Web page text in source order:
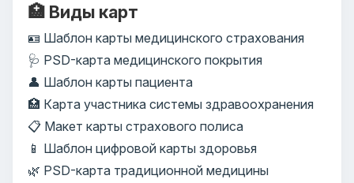
🏥 Виды карт
🪪 Шаблон карты медицинского страхования
🩺 PSD-карта медицинского покрытия
👤 Шаблон карты пациента
🏥 Карта участника системы здравоохранения
📋 Макет карты страхового полиса
📱 Шаблон цифровой карты здоровья
🌿 PSD-карта традиционной медицины